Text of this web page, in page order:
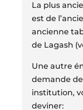
La plus
est de
ancienne
de Lagash
Une autre
demande
institution,
deviner: